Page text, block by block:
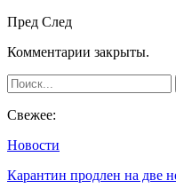
Пред След
Комментарии закрыты.
Свежее:
Новости
Карантин продлен на две